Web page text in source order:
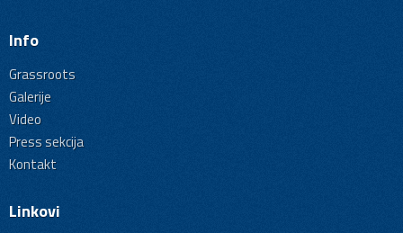
Info
Grassroots
Galerije
Video
Press sekcija
Kontakt
Linkovi